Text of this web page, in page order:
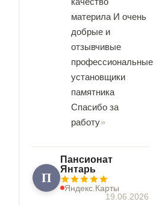
материла И очень
добрые и
отзывчивые
профессиональные
установщики
памятника
Спасибо за
работу
П
Пансионат
Янтарь
Яндекс.Карты
19.06.2026